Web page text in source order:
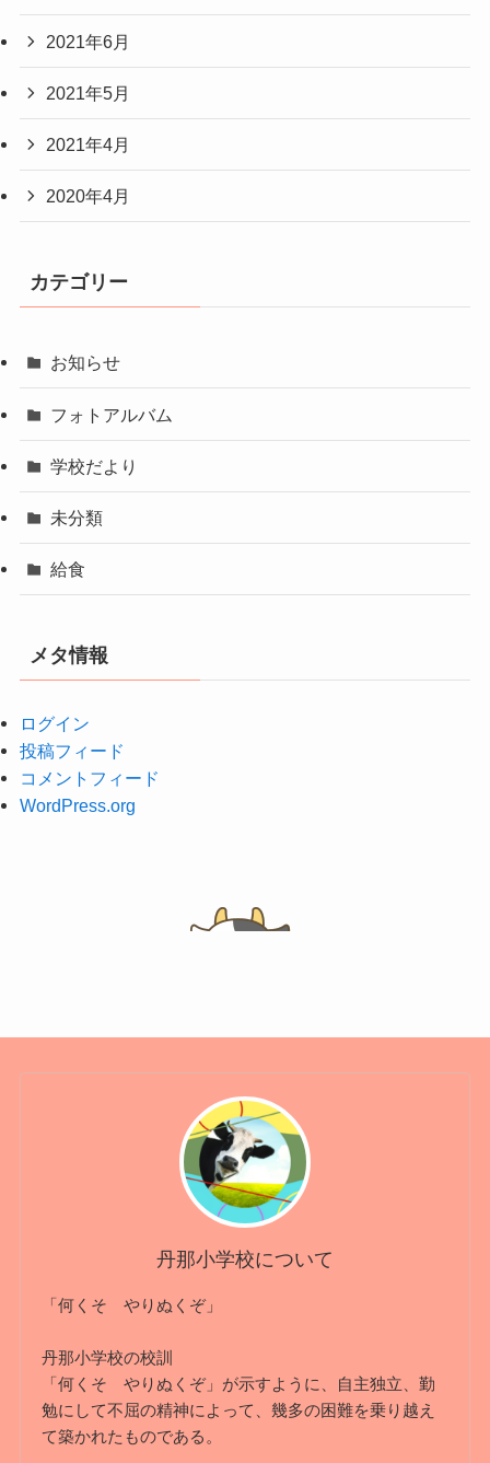
2021年6月
2021年5月
2021年4月
2020年4月
カテゴリー
お知らせ
フォトアルバム
学校だより
未分類
給食
メタ情報
ログイン
投稿フィード
コメントフィード
WordPress.org
丹那小学校について
「何くそ やりぬくぞ」
丹那小学校の校訓
「何くそ やりぬくぞ」が示すように、自主独立、勤
勉にして不屈の精神によって、幾多の困難を乗り越え
て築かれたものである。